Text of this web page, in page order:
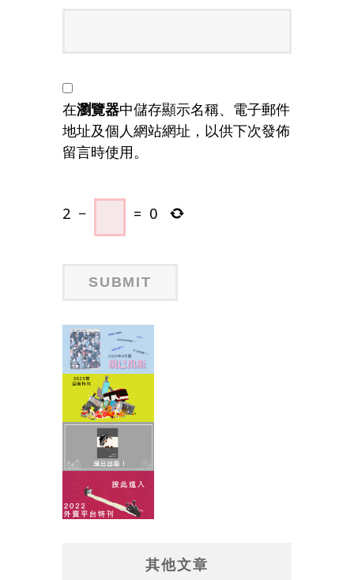
在瀏覽器中儲存顯示名稱、電子郵件
地址及個人網站網址，以供下次發佈
留言時使用。
2 − = 0
其他文章